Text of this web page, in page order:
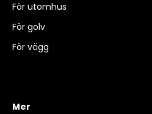
För utomhus
För golv
För vägg
Mer